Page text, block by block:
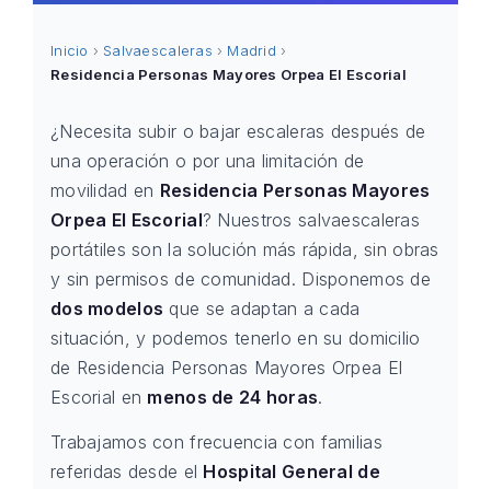
Inicio › Salvaescaleras › Madrid ›
Residencia Personas Mayores Orpea El Escorial
¿Necesita subir o bajar escaleras después de
una operación o por una limitación de
movilidad en Residencia Personas Mayores
Orpea El Escorial? Nuestros salvaescaleras
portátiles son la solución más rápida, sin obras
y sin permisos de comunidad. Disponemos de
dos modelos que se adaptan a cada
situación, y podemos tenerlo en su domicilio
de Residencia Personas Mayores Orpea El
Escorial en menos de 24 horas.
Trabajamos con frecuencia con familias
referidas desde el Hospital General de